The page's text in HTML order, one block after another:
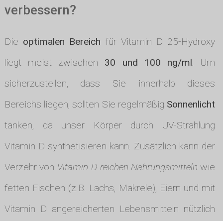
verbessern?
Die optimalen Bereich für Vitamin D 25-Hydroxy
liegt meist zwischen 30 und 100 ng/ml. Um
sicherzustellen, dass Sie innerhalb dieses
Bereichs liegen, sollten Sie regelmäßig Sonnenlicht
tanken, da unser Körper durch UV-Strahlung
Vitamin D synthetisieren kann. Zusätzlich kann der
Verzehr von Vitamin-D-reichen Nahrungsmitteln wie
fetten Fischen (z.B. Lachs, Makrele), Eiern und mit
Vitamin D angereicherten Lebensmitteln nützlich